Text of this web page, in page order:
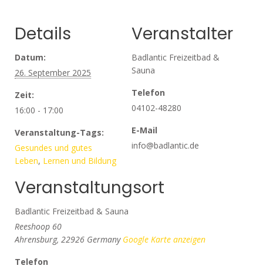
Details
Datum:
26. September 2025
Zeit:
16:00 - 17:00
Veranstaltung-Tags:
Gesundes und gutes
Leben, Lernen und Bildung
Veranstaltungsort
Badlantic Freizeitbad & Sauna
Reeshoop 60
Ahrensburg, 22926 Germany Google Karte anzeigen
Telefon
Veranstalter
Badlantic Freizeitbad &
Sauna
Telefon
04102-48280
E-Mail
info@badlantic.de